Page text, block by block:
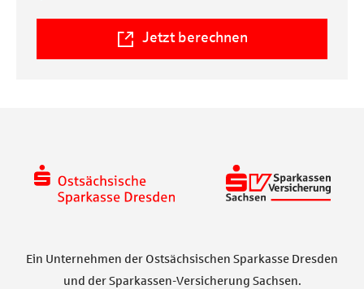
l Jetzt berechnen
Ein Unternehmen der Ostsächsischen Sparkasse Dresden
und der Sparkassen-Versicherung Sachsen.